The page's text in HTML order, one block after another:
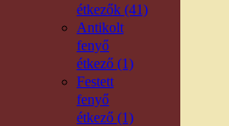
étkezők (41)
Antikolt
fenyő
étkező (1)
Festett
fenyő
étkező (1)